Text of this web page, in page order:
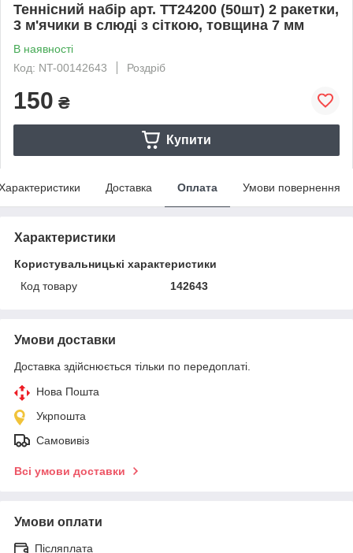
Теннiсний набiр арт. TT24200 (50шт) 2 ракетки,
3 м'ячики в слюді з сіткою, товщина 7 мм
В наявності
Код: NT-00142643
Роздріб
150 ₴
Купити
Доставка Оплата Умови повернення
Характеристики
Користувальницькі характеристики
Код товару
142643
Умови доставки
Доставка здійснюється тільки по передоплаті.
Нова Пошта
Укрпошта
Самовивіз
Всі умови доставки
Умови оплати
Післяплата